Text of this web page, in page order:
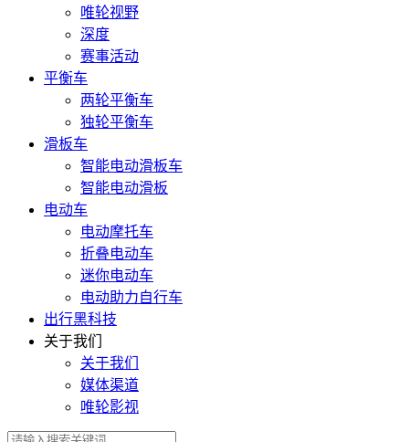
唯轮视野
深度
赛事活动
平衡车
两轮平衡车
独轮平衡车
滑板车
智能电动滑板车
智能电动滑板
电动车
电动摩托车
折叠电动车
迷你电动车
电动助力自行车
出行黑科技
关于我们
关于我们
媒体渠道
唯轮影视